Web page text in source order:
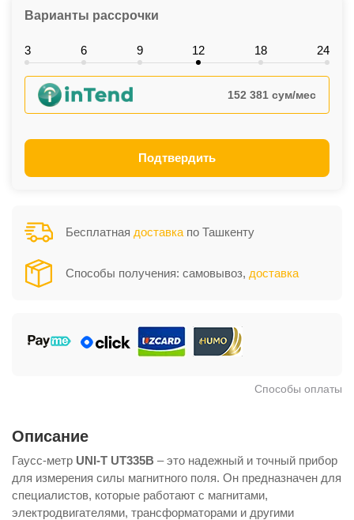
Варианты рассрочки
3 6 9 12 18 24
152 381 сум/мес
Подтвердить
Бесплатная доставка по Ташкенту
Способы получения: самовывоз, доставка
Способы оплаты
Описание
Гаусс-метр UNI-T UT335B – это надежный и точный прибор
для измерения силы магнитного поля. Он предназначен для
специалистов, которые работают с магнитами,
электродвигателями, трансформаторами и другими